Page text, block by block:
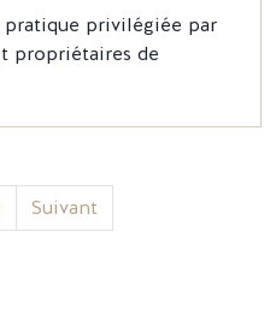
privilégiée par
propriétaires de
Suivant